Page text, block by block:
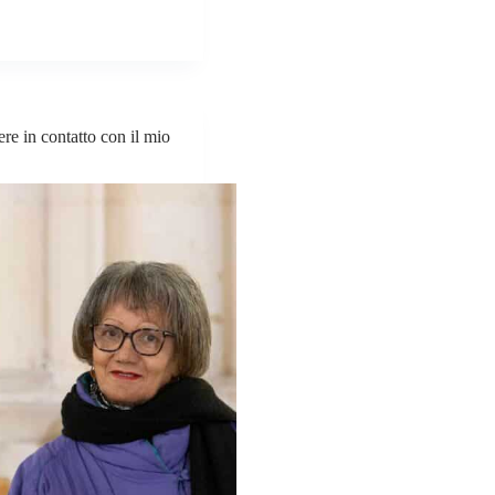
in contatto con il mio